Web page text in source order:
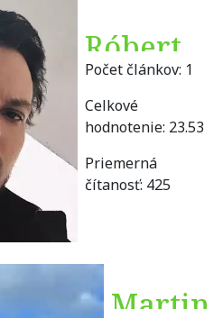
Róbert
Aksel
Počet článkov: 1
Celkové
hodnotenie: 23.53
Priemerná
čítanosť: 425
Martin